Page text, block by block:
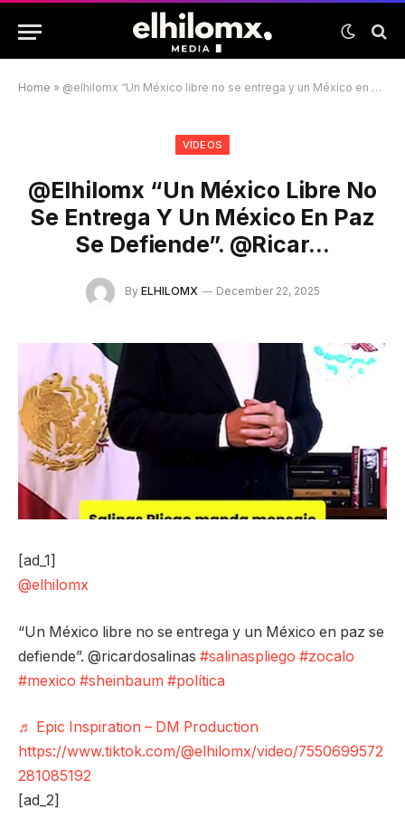
Home » @elhilomx “Un México libre no se entrega y un México en paz se defiende”. @ricar…
VÍDEOS
@elhilomx “Un México Libre No
Se Entrega Y Un México En Paz
Se Defiende”. @ricar…
By ELHILOMX December 22, 2025
[ad_1]
@elhilomx
“Un México libre no se entrega y un México en paz se
defiende”. @ricardosalinas #salinaspliego #zocalo
#mexico #sheinbaum #política
♬ Epic Inspiration – DM Production
https://www.tiktok.com/@elhilomx/video/7550699572
281085192
[ad_2]